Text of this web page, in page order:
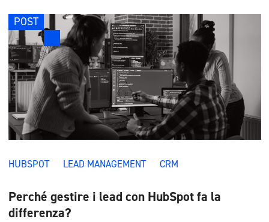
POST
HUBSPOT LEAD MANAGEMENT CRM
Perché gestire i lead con HubSpot fa la
differenza?